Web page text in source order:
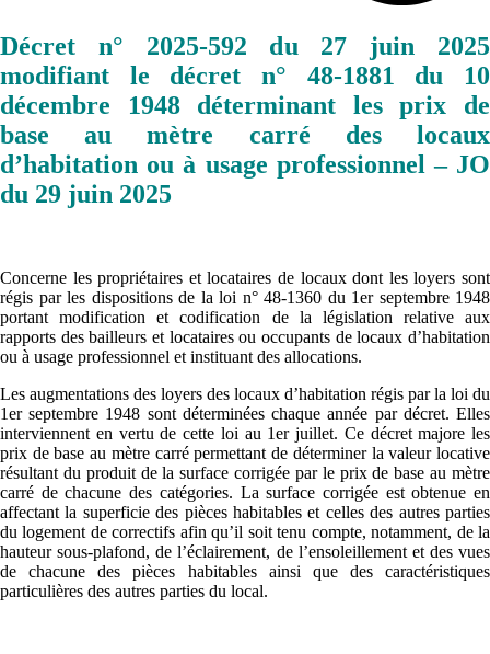
Décret n° 2025-592 du 27 juin 2025
modifiant le décret n° 48-1881 du 10
décembre 1948 déterminant les prix de
base au mètre carré des locaux
d’habitation ou à usage professionnel – JO
du 29 juin 2025
Concerne les propriétaires et locataires de locaux dont les loyers sont
régis par les dispositions de la loi n° 48-1360 du 1er septembre 1948
portant modification et codification de la législation relative aux
rapports des bailleurs et locataires ou occupants de locaux d’habitation
ou à usage professionnel et instituant des allocations.
Les augmentations des loyers des locaux d’habitation régis par la loi du
1er septembre 1948 sont déterminées chaque année par décret. Elles
interviennent en vertu de cette loi au 1er juillet. Ce décret majore les
prix de base au mètre carré permettant de déterminer la valeur locative
résultant du produit de la surface corrigée par le prix de base au mètre
carré de chacune des catégories. La surface corrigée est obtenue en
affectant la superficie des pièces habitables et celles des autres parties
du logement de correctifs afin qu’il soit tenu compte, notamment, de la
hauteur sous-plafond, de l’éclairement, de l’ensoleillement et des vues
de chacune des pièces habitables ainsi que des caractéristiques
particulières des autres parties du local.